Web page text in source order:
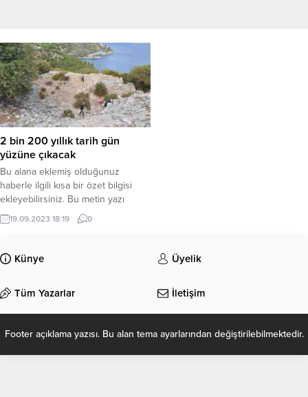
2 bin 200 yıllık tarih gün
yüzüne çıkacak
Bu alana eklemiş olduğunuz
haberle ilgili kısa bir özet bilgisi
ekleyebilirsiniz. Bu metin yazı
düzenleme sayfasında “Özet”
bölümünden eklenebilir. Özet
olarak bu şekilde gösterilir,
eklenmemişse bu alan boş kalır.
19.09.2023 18:19 0
Künye Üyelik
Tüm Yazarlar İletişim
Footer açıklama yazısı. Bu alan tema ayarlarından değiştirilebilmektedir.